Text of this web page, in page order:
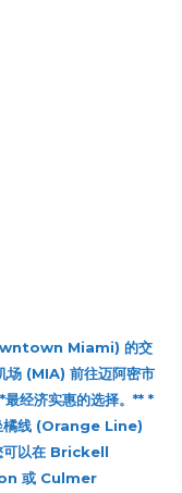
Miami) 的交
场 (MIA) 前往迈阿密市
经济实惠的选择。** *
线 (Orange Line)
可以在 Brickell
或 Culmer